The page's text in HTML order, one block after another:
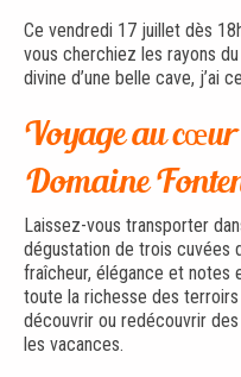
Ce vendredi 17 juillet dès
vous cherchiez les rayons
divine d’une belle cave, j’ai
Voyage au cœur
Domaine
Laissez-vous transporter
dégustation de trois cuvées
fraîcheur, élégance et notes
toute la richesse des
découvrir ou redécouvrir
les vacances.